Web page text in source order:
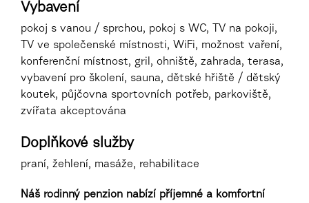
Vybavení
pokoj s vanou / sprchou, pokoj s WC, TV na pokoji,
TV ve společenské místnosti, WiFi, možnost vaření,
konferenční místnost, gril, ohniště, zahrada, terasa,
vybavení pro školení, sauna, dětské hřiště / dětský
koutek, půjčovna sportovních potřeb, parkoviště,
zvířata akceptována
Doplňkové služby
praní, žehlení, masáže, rehabilitace
Náš rodinný penzion nabízí příjemné a komfortní